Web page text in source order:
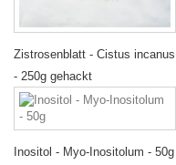
Zistrosenblatt - Cistus incanus
- 250g gehackt
Inositol - Myo-Inositolum - 50g